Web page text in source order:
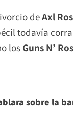
deAxl
todavía
los Guns N’
sobre la